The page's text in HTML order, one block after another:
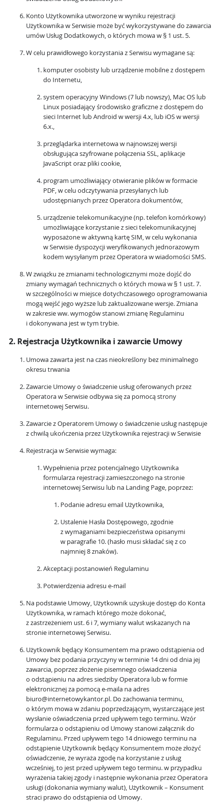
Konto Użytkownika utworzone w wyniku rejestracji
Użytkownika w Serwisie może być wykorzystywane do zawarcia
umów Usług Dodatkowych, o których mowa w § 1 ust. 5.
W celu prawidłowego korzystania z Serwisu wymagane są:
komputer osobisty lub urządzenie mobilne z dostępem
do Internetu,
system operacyjny Windows (7 lub nowszy), Mac OS lub
Linux posiadający środowisko graficzne z dostępem do
sieci Internet lub Android w wersji 4.x, lub iOS w wersji
6.x.,
przeglądarka internetowa w najnowszej wersji
obsługująca szyfrowane połączenia SSL, aplikacje
JavaScript oraz pliki cookie,
program umożliwiający otwieranie plików w formacie
PDF, w celu odczytywania przesyłanych lub
udostępnianych przez Operatora dokumentów,
urządzenie telekomunikacyjne (np. telefon komórkowy)
umożliwiające korzystanie z sieci telekomunikacyjnej
wyposażone w aktywną kartę SIM, w celu wykonania
w Serwisie dyspozycji weryfikowanych jednorazowym
kodem wysyłanym przez Operatora w wiadomości SMS.
W związku ze zmianami technologicznymi może dojść do
zmiany wymagań technicznych o których mowa w § 1 ust. 7.
w szczególności w miejsce dotychczasowego oprogramowania
mogą wejść jego wyższe lub zaktualizowane wersje. Zmiana
w zakresie ww. wymogów stanowi zmianę Regulaminu
i dokonywana jest w tym trybie.
2. Rejestracja Użytkownika i zawarcie Umowy
Umowa zawarta jest na czas nieokreślony bez minimalnego
okresu trwania
Zawarcie Umowy o świadczenie usług oferowanych przez
Operatora w Serwisie odbywa się za pomocą strony
internetowej Serwisu.
Zawarcie z Operatorem Umowy o świadczenie usług następuje
z chwilą ukończenia przez Użytkownika rejestracji w Serwisie
Rejestracja w Serwisie wymaga:
Wypełnienia przez potencjalnego Użytkownika
formularza rejestracji zamieszczonego na stronie
internetowej Serwisu lub na Landing Page, poprzez:
Podanie adresu email Użytkownika,
Ustalenie Hasła Dostępowego, zgodnie
z wymaganiami bezpieczeństwa opisanymi
w paragrafie 10. (hasło musi składać się z co
najmniej 8 znaków).
Akceptacji postanowień Regulaminu
Potwierdzenia adresu e-mail
Na podstawie Umowy, Użytkownik uzyskuje dostęp do Konta
Użytkownika, w ramach którego może dokonać,
z zastrzeżeniem ust. 6 i 7, wymiany walut wskazanych na
stronie internetowej Serwisu.
Użytkownik będący Konsumentem ma prawo odstąpienia od
Umowy bez podania przyczyny w terminie 14 dni od dnia jej
zawarcia, poprzez złożenie pisemnego oświadczenia
o odstąpieniu na adres siedziby Operatora lub w formie
elektronicznej za pomocą e-maila na adres
biuro@internetowykantor.pl. Do zachowania terminu,
o którym mowa w zdaniu poprzedzającym, wystarczające jest
wysłanie oświadczenia przed upływem tego terminu. Wzór
formularza o odstąpieniu od Umowy stanowi załącznik do
Regulaminu. Przed upływem tego 14 dniowego terminu na
odstąpienie Użytkownik będący Konsumentem może złożyć
oświadczenie, że wyraża zgodę na korzystanie z usług
wcześniej, to jest przed upływem tego terminu. w przypadku
wyrażenia takiej zgody i następnie wykonania przez Operatora
usługi (dokonania wymiany walut), Użytkownik – Konsument
straci prawo do odstąpienia od Umowy.